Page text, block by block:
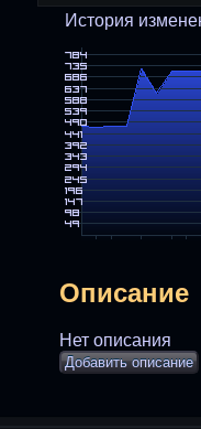
История
Описание
Нет описания
Добавить описание